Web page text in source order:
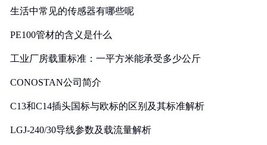
生活中常见的传感器有哪些呢
PE100管材的含义是什么
工业厂房载重标准：一平方米能承受多少公斤
CONOSTAN公司简介
C13和C14插头国标与欧标的区别及其标准解析
LGJ-240/30导线参数及载流量解析